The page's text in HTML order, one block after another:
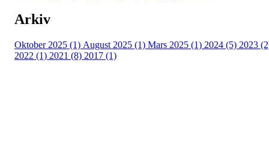
Arkiv
Oktober 2025 (1) August 2025 (1) Mars 2025 (1) 2024 (5) 2023
2022 (1) 2021 (8) 2017 (1)